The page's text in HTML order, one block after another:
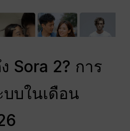
Sora 2? การ
บในเดือน